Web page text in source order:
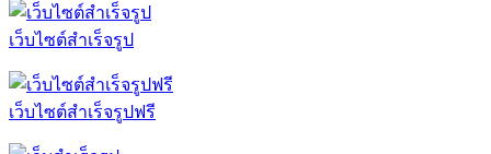
เว็บไซต์สำเร็จรูป
เว็บไซต์สำเร็จรูปฟรี